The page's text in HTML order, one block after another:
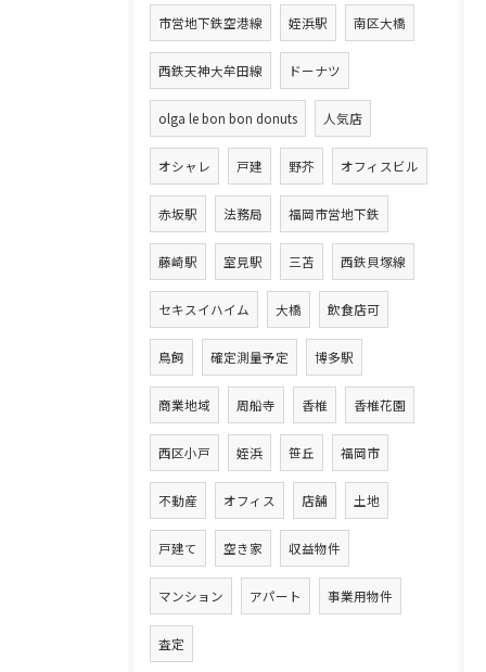
市営地下鉄空港線 姪浜駅 南区大橋
西鉄天神大牟田線 ドーナツ
olga le bon bon donuts 人気店
オシャレ 戸建 野芥 オフィスビル
赤坂駅 法務局 福岡市営地下鉄
藤崎駅 室見駅 三苫 西鉄貝塚線
セキスイハイム 大橋 飲食店可
鳥飼 確定測量予定 博多駅
商業地域 周船寺 香椎 香椎花園
西区小戸 姪浜 笹丘 福岡市
不動産 オフィス 店舗 土地
戸建て 空き家 収益物件
マンション アパート 事業用物件
査定